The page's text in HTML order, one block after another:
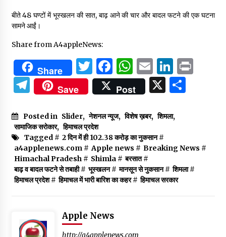
बीते 48 घण्टों में भूस्खलन की सात, बाढ़ आने की चार और बादल फटने की एक घटना
सामने आईं।
Share from A4appleNews:
Share Twitter
Facebook
WhatsApp
Email
Telegram
Save Post X
Posted in Slider, नेशनल न्यूज, विशेष ख़बर, शिमला,
सामाजिक सरोकार, हिमाचल प्रदेश
Tagged # 2 दिन में ही 102.38 करोड़ का नुकसान#
a4applenews.com# Apple news # Breaking News #
Himachal Pradesh# Shimla# बरसात#
बाढ़ व बादल फटने से तबाही# भूस्खलन# मानसून से नुकसान# शिमला#
हिमाचल प्रदेश# हिमाचल में भारी बारिश का कहर# हिमाचल सरकार
Apple News